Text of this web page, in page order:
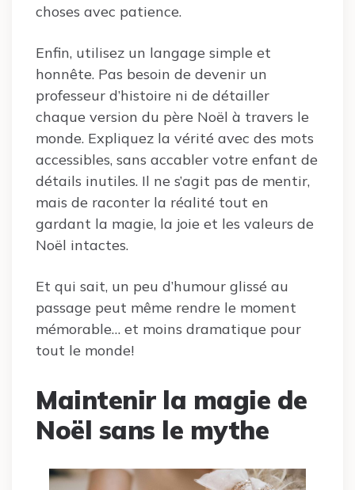
choses avec patience.
Enfin, utilisez un langage simple et
honnête. Pas besoin de devenir un
professeur d’histoire ni de détailler
chaque version du père Noël à travers le
monde. Expliquez la vérité avec des mots
accessibles, sans accabler votre enfant de
détails inutiles. Il ne s’agit pas de mentir,
mais de raconter la réalité tout en
gardant la magie, la joie et les valeurs de
Noël intactes.
Et qui sait, un peu d’humour glissé au
passage peut même rendre le moment
mémorable… et moins dramatique pour
tout le monde!
Maintenir la magie de
Noël sans le mythe